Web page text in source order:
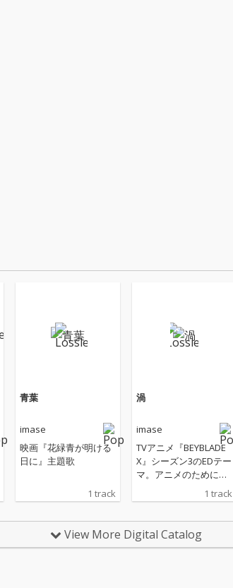
青葉
imase
映画『花緑青が明ける
日に』主題歌
1 track
渦
imase
TVアニメ『BEYBLADE
X』シーズン3のEDテー
マ。アニメのために書
びやかなブラスとスト
く展開されるメロディ
や構成が印象的な華や
1 track
View More Digital Catalog